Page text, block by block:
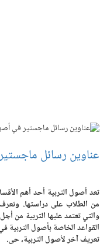
عناوين رسائل
تعد أصول التربية أحد أهم
من الطلاب على دراستها. وتعرف
والتي تعتمد عليها التربية من
القواعد الخاصة بأصول التربية
تعريف آخر لأصول التربية، حي.